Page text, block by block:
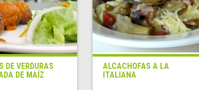
DE VERDURAS
DE MAÍZ
ALCACHOFAS A LA
ITALIANA